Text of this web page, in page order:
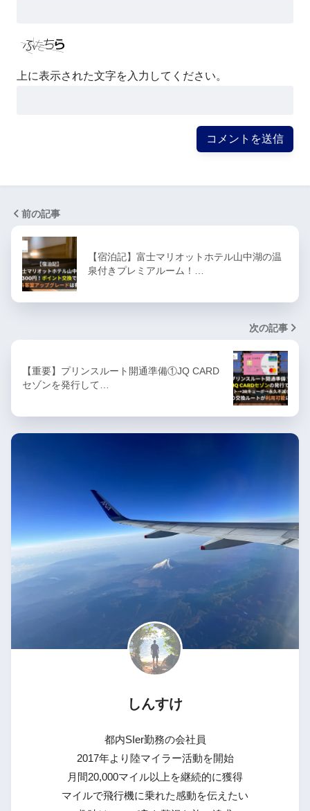
上に表示された文字を入力してください。
前の記事
【宿泊記】富士マリオットホテル山中湖の温
泉付きプレミアルーム！…
次の記事
【重要】プリンスルート開通準備①JQ CARD
セゾンを発行して…
しんすけ
都内SIer勤務の会社員
2017年より陸マイラー活動を開始
月間20,000マイル以上を継続的に獲得
マイルで飛行機に乗れた感動を伝えたい